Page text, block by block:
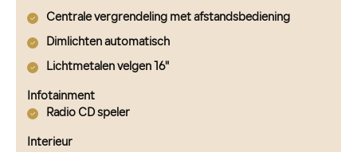
Centrale vergrendeling met afstandsbediening
Dimlichten automatisch
Lichtmetalen velgen 16"
Infotainment
Radio CD speler
Interieur